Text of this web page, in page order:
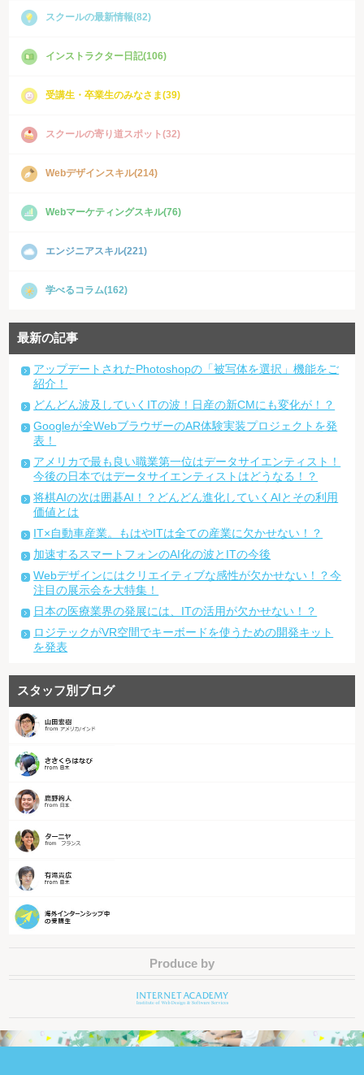
スクールの最新情報(82)
インストラクター日記(106)
受講生・卒業生のみなさま(39)
スクールの寄り道スポット(32)
Webデザインスキル(214)
Webマーケティングスキル(76)
エンジニアスキル(221)
学べるコラム(162)
最新の記事
アップデートされたPhotoshopの「被写体を選択」機能をご
紹介！
どんどん波及していくITの波！日産の新CMにも変化が！？
Googleが全WebブラウザーのAR体験実装プロジェクトを発
表！
アメリカで最も良い職業第一位はデータサイエンティスト！
今後の日本ではデータサイエンティストはどうなる！？
将棋AIの次は囲碁AI！？どんどん進化していくAIとその利用
価値とは
IT×自動車産業。もはやITは全ての産業に欠かせない！？
加速するスマートフォンのAI化の波とITの今後
Webデザインにはクリエイティブな感性が欠かせない！？今
注目の展示会を大特集！
日本の医療業界の発展には、ITの活用が欠かせない！？
ロジテックがVR空間でキーボードを使うための開発キット
を発表
スタッフ別ブログ
Produce by